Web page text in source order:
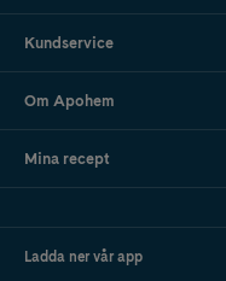
Kundservice
Om Apohem
Mina recept
Ladda ner vår app